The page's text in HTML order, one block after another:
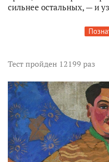
сильнее остальных, — и
Тестпройден 12199 раз